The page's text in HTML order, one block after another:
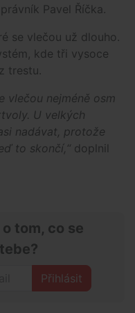
Pavel Říčka.
se vlečou už dlouho.
kde tři vysoce
trestu.
vlečou nejméně osm
U velkých
nadávat, protože
to skončí,“ doplnil
tom, co se
Přihlásit